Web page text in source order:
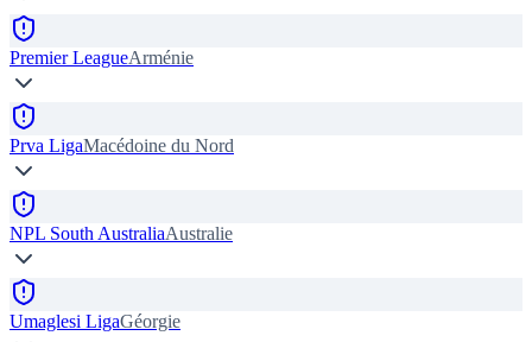
Premier LeagueArménie
Prva LigaMacédoine du Nord
NPL South AustraliaAustralie
Umaglesi LigaGéorgie